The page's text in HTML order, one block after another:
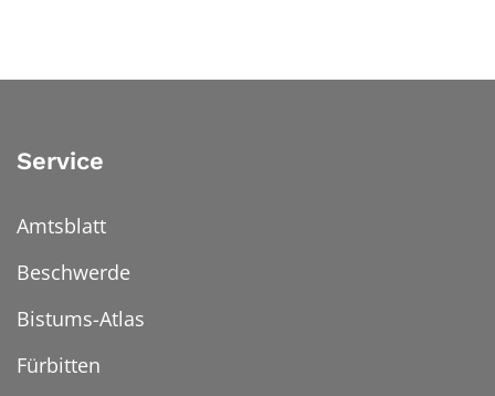
Service
Amtsblatt
Beschwerde
Bistums-Atlas
Fürbitten